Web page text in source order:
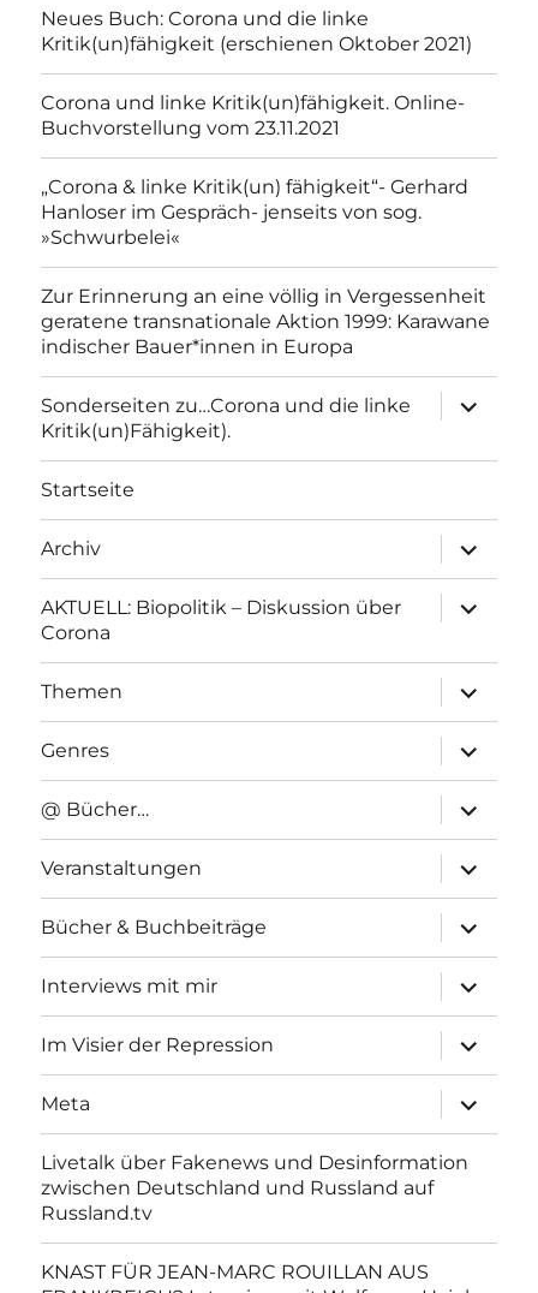
Neues Buch: Corona und die linke
Kritik(un)fähigkeit (erschienen Oktober 2021)
Corona und linke Kritik(un)fähigkeit. Online-
Buchvorstellung vom 23.11.2021
„Corona & linke Kritik(un) fähigkeit“- Gerhard
Hanloser im Gespräch- jenseits von sog.
»Schwurbelei«
Zur Erinnerung an eine völlig in Vergessenheit
geratene transnationale Aktion 1999: Karawane
indischer Bauer*innen in Europa
Sonderseiten zu…Corona und die linke
Kritik(un)Fähigkeit).
anzeigen
Startseite
Archiv
anzeigen
AKTUELL: Biopolitik – Diskussion über
Corona
anzeigen
Themen
anzeigen
Genres
anzeigen
@ Bücher…
anzeigen
Veranstaltungen
anzeigen
Bücher & Buchbeiträge
anzeigen
Interviews mit mir
anzeigen
Im Visier der Repression
anzeigen
Meta
anzeigen
Livetalk über Fakenews und Desinformation
zwischen Deutschland und Russland auf
Russland.tv
KNAST FÜR JEAN-MARC ROUILLAN AUS